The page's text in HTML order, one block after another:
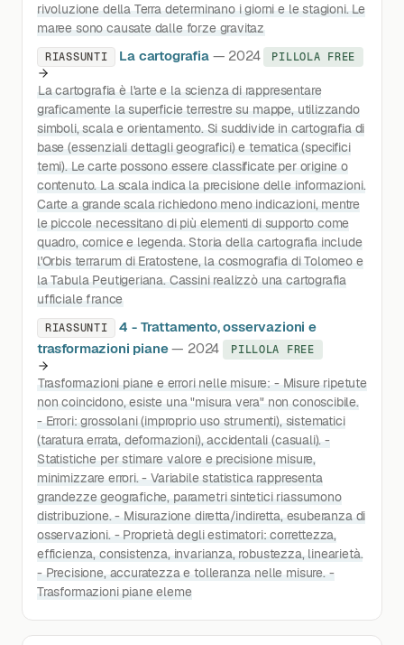
rivoluzione della Terra determinano i giorni e le stagioni. Le
maree sono causate dalle forze gravitaz
RIASSUNTI La cartografia — 2024 PILLOLA FREE
La cartografia è l'arte e la scienza di rappresentare
graficamente la superficie terrestre su mappe, utilizzando
simboli, scala e orientamento. Si suddivide in cartografia di
base (essenziali dettagli geografici) e tematica (specifici
temi). Le carte possono essere classificate per origine o
contenuto. La scala indica la precisione delle informazioni.
Carte a grande scala richiedono meno indicazioni, mentre
le piccole necessitano di più elementi di supporto come
quadro, cornice e legenda. Storia della cartografia include
l'Orbis terrarum di Eratostene, la cosmografia di Tolomeo e
la Tabula Peutigeriana. Cassini realizzò una cartografia
ufficiale france
RIASSUNTI
4 - Trattamento, osservazioni e
trasformazioni piane — 2024 PILLOLA FREE
Trasformazioni piane e errori nelle misure: - Misure ripetute
non coincidono, esiste una "misura vera" non conoscibile.
- Errori: grossolani (improprio uso strumenti), sistematici
(taratura errata, deformazioni), accidentali (casuali). -
Statistiche per stimare valore e precisione misure,
minimizzare errori. - Variabile statistica rappresenta
grandezze geografiche, parametri sintetici riassumono
distribuzione. - Misurazione diretta/indiretta, esuberanza di
osservazioni. - Proprietà degli estimatori: correttezza,
efficienza, consistenza, invarianza, robustezza, linearietà.
- Precisione, accuratezza e tolleranza nelle misure. -
Trasformazioni piane eleme